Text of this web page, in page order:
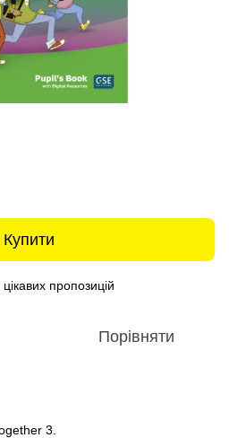
Купити
пропозицій
Порівняти
3.